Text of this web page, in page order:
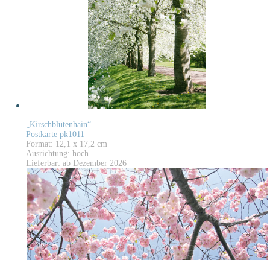
„Kirschblütenhain“
Postkarte pk1011
Format: 12,1 x 17,2 cm
Ausrichtung: hoch
Lieferbar: ab Dezember 2026